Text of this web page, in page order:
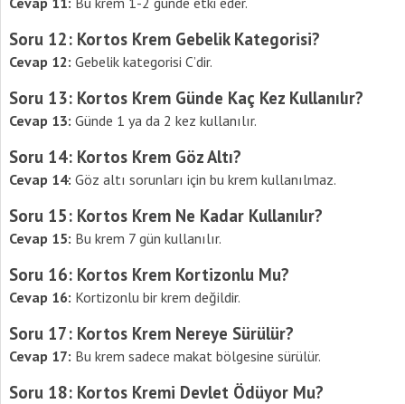
Soru 12: Kortos Krem Gebelik Kategorisi?
Cevap 12: Gebelik kategorisi C’dir.
Soru 13: Kortos Krem Günde Kaç Kez Kullanılır?
Cevap 13: Günde 1 ya da 2 kez kullanılır.
Soru 14: Kortos Krem Göz Altı?
Cevap 14: Göz altı sorunları için bu krem kullanılmaz.
Soru 15: Kortos Krem Ne Kadar Kullanılır?
Cevap 15: Bu krem 7 gün kullanılır.
Soru 16: Kortos Krem Kortizonlu Mu?
Cevap 16: Kortizonlu bir krem değildir.
Soru 17: Kortos Krem Nereye Sürülür?
Cevap 17: Bu krem sadece makat bölgesine sürülür.
Soru 18: Kortos Kremi Devlet Ödüyor Mu?